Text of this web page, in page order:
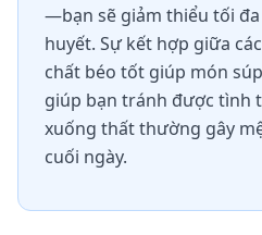
—bạn sẽ giảm thiểu tối
huyết. Sự kết hợp giữa
chất béo tốt giúp món
giúp bạn tránh được tình
xuống thất thường gây
cuối ngày.